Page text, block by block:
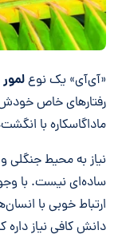
«آی‌آی» یک نوع
رفتارهای خاص
ماداگاسکاره با
نیاز به محیط جنگلی
ساده‌ای نیست. با
ارتباط خوبی با
دانش کافی نیاز داره